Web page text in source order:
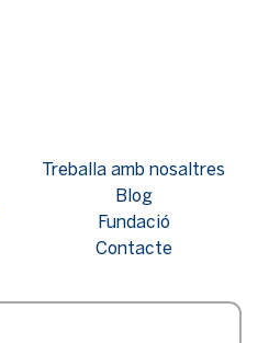
Treballa amb nosaltres
Blog
Fundació
Contacte